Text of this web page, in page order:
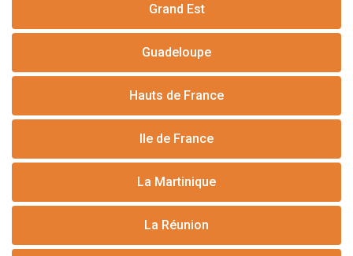
Grand Est
Guadeloupe
Hauts de France
Ile de France
La Martinique
La Réunion